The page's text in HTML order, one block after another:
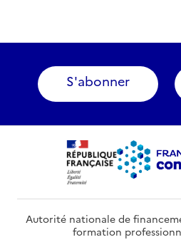
S'abonner
Autorité nationale de
formation